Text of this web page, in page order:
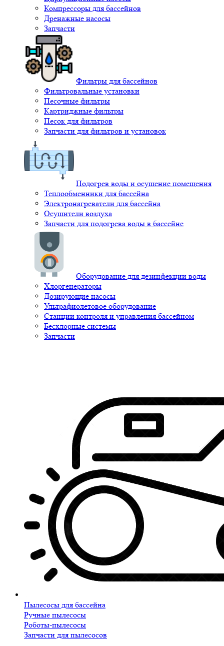
Компрессоры для бассейнов
Дренажные насосы
Запчасти
Фильтры для бассейнов
Фильтровальные установки
Песочные фильтры
Картриджные фильтры
Песок для фильтров
Запчасти для фильтров и установок
Подогрев воды и осушение помещения
Теплообменники для бассейна
Электронагреватели для бассейна
Осушители воздуха
Запчасти для подогрева воды в бассейне
Оборудование для дезинфекции воды
Хлоргенераторы
Дозирующие насосы
Ультрафиолетовое оборудование
Станции контроля и управления бассейном
Бесхлорные системы
Запчасти
Пылесосы для бассейна
Ручные пылесосы
Роботы-пылесосы
Запчасти для пылесосов